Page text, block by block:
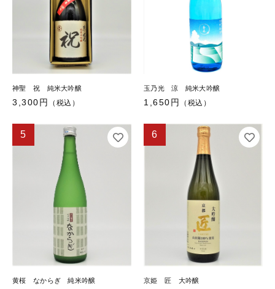
神聖 祝 純米大吟醸
3,300円 （税込）
玉乃光 涼 純米大吟醸
1,650円 （税込）
5
黄桜 なからぎ 純米吟醸
6
京姫 匠 大吟醸